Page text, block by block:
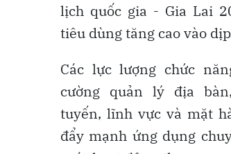
lịch quốc gia - Gia Lai
tiêu dùng tăng cao vào
Các lực lượng chức
cường quản lý địa
tuyến, lĩnh vực và mặt
đẩy mạnh ứng dụng